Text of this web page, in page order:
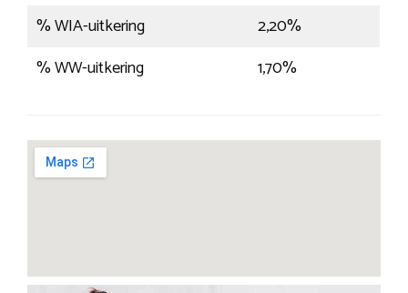
% WIA-uitkering
2,20%
% WW-uitkering
1,70%